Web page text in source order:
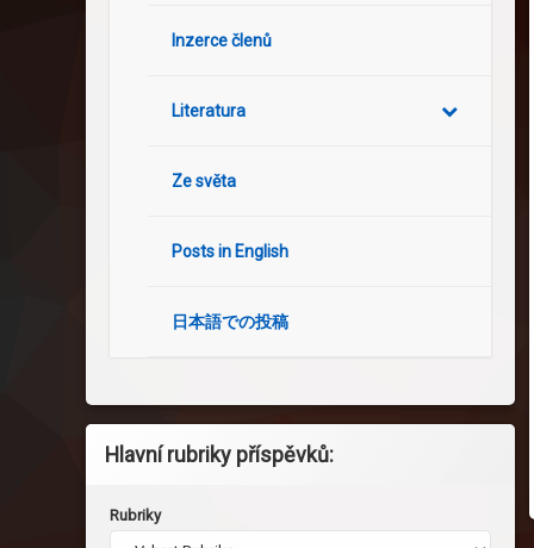
Inzerce členů
Literatura
Ze světa
Posts in English
日本語での投稿
Hlavní rubriky příspěvků:
Rubriky